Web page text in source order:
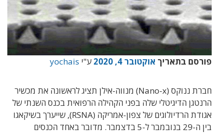
פורסם בתאריך אוקטובר 4, 2020 ע"י yochais
חברת ננוקס (Nano-x) מנווה-אילן תציג לראשונה את מכשיר
הרנטגן הדיגיטלי שלה בפני הקהילה הרפואית בכנס השנתי של
אגודת הרדיולוגים של צפון-אמריקה (RSNA), שייערך בשיקאגו
בין ה-29 בנובמבר ל-5 בדצמבר. מדובר באחד הכנסים